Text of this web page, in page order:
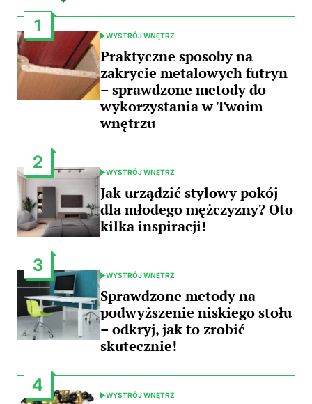
1
POSTED
IN
WYSTRÓJ WNĘTRZ
Praktyczne sposoby na
zakrycie metalowych futryn
– sprawdzone metody do
wykorzystania w Twoim
wnętrzu
2
POSTED
IN
WYSTRÓJ WNĘTRZ
Jak urządzić stylowy pokój
dla młodego mężczyzny? Oto
kilka inspiracji!
3
POSTED
IN
WYSTRÓJ WNĘTRZ
Sprawdzone metody na
podwyższenie niskiego stołu
– odkryj, jak to zrobić
skutecznie!
4
POSTED
WYSTRÓJ WNĘTRZ